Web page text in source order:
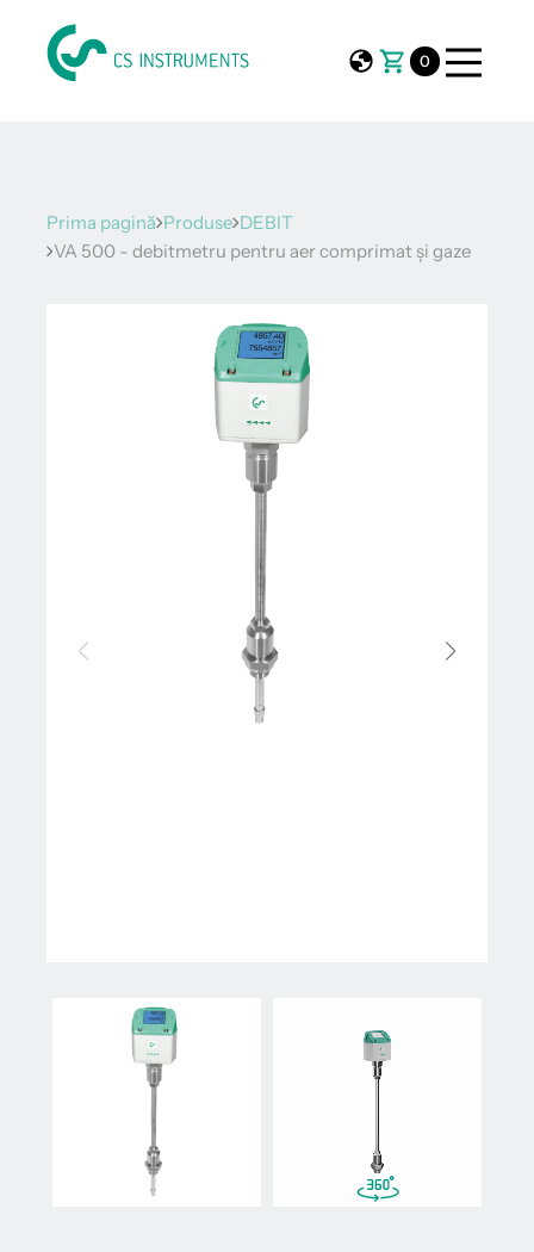
0
Prima pagină Produse DEBIT
VA 500 - debitmetru pentru aer comprimat și gaze